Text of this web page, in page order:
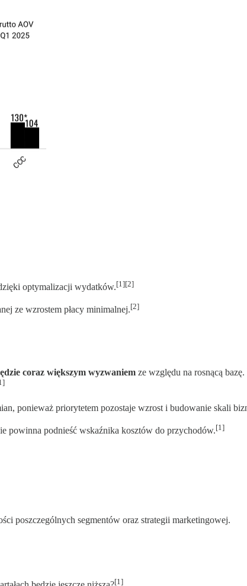
optymalizacji wydatków.[1][2]
ze wzrostem płacy minimalnej.[2]
coraz większym wyzwaniem ze względu na rosnącą
ponieważ priorytetem pozostaje wzrost i budowanie skali
powinna podnieść wskaźnika kosztów do przychodów.[1]
poszczególnych segmentów oraz strategii marketingowej.
[1]